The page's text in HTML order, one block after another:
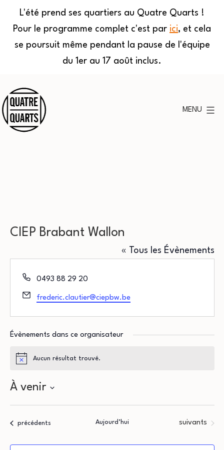
L'été prend ses quartiers au Quatre Quarts !
Pour le programme complet c'est par ici, et cela
se poursuit même pendant la pause de l'équipe
du 1er au 17 août inclus.
au
contenu
MENU
CIEP Brabant Wallon
« Tous les Évènements
Téléphone
0493 88 29 20
Email
frederic.clautier@ciepbw.be
Évènements dans ce organisateur
Notice
Aucun résultat trouvé.
À venir
Sélectionnez
Évènements
précédents Aujourd’hui Évènements
suivants